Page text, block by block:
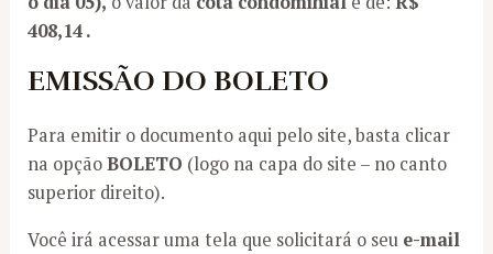
408,14 .
EMISSÃO DO BOLETO
Para emitir o documento aqui pelo site, basta clicar
na opçãoBOLETO (logo na capa do site – no canto
superior direito).
Você irá acessar uma tela que solicitará o seu e-mail